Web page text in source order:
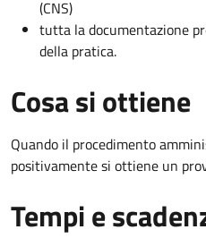
(CNS)
tutta la documentazione
della pratica.
Cosa si ottiene
Quando il procedimento
positivamente si ottiene un
Tempi e